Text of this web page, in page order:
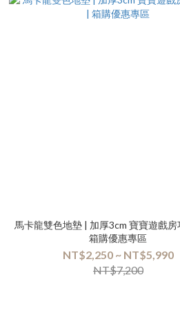
馬卡龍雙色地墊 | 加厚3cm 寶寶遊戲房
箱購優惠專區
NT$2,250 ~ NT$5,990
NT$7,200